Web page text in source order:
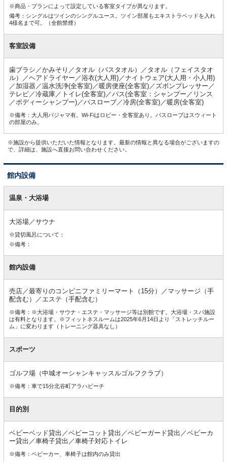
※商品・プランによって設定している客室タイプが異なります。
備考：シングルはツインのシングルユース。ツイン部屋もエキストラベッドを入れ
4様名まで可。（全館禁煙）
客室設備
歯ブラシ／かみそり／タオル（バスタオル）／タオル（フェイスタオ
ル）／ヘアドライヤー／浴衣(大人用)／ナイトウェア(大人用・小人用)
／加湿器／温水洗浄(全客室)／暖房便座(全客室)／ズボンプレッサー／
テレビ／冷蔵庫／トイレ(全客室)／バス(全客室：シャンプー／リンス
／ボディーシャンプー)／バスローブ／冷房(全客室)／暖房(全客室)
※備考：大人用パジャマ有。Wi-Fiはロビー・全客室あり。バスローブはスウィート
の部屋のみ。
※施設から提供いただいた情報となります。最新の情報と異なる場合がございますの
で、詳細は、施設へ直接お問い合わせください。
館内設備
内温泉・大浴場
大浴場／サウナ
※貸切風呂について：
※備考：
館内設備
売店／最寄りのコンビニファミリーマート（15分）／マッサージ（手
配含む）／エステ（手配含む）
※備考：※大浴場・サウナ・エステ・マッサージ等は別館です。大浴場・スパ施設
は有料となります。※フィットネスルームは2025年6月14日より「ストレッチルー
ム」に変わります（トレーニング器具なし）
スポーツ
ゴルフ場（中城オーシャンキャッスルゴルフクラブ）
※備考：車で15分北谷町アラハビーチ
目的別
ベビーベッド貸出／ベビーコット貸出／ベビーガード貸出／ベビーカ
ー貸出／車椅子貸出／車椅子対応トイレ
※備考：ベビーカー、車椅子は館内のみ貸出